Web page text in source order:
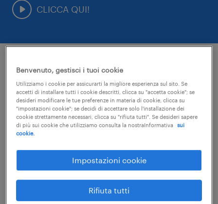
CLICCA QUI!
esprimi il tuo talento, vivi la tua
passione: il tuo percorso con
Welding Art In Medical Industry.
formazione professionalizzante.
i principali argomenti trattati saranno:
principi fondamentali della saldatura;
metodi e tecniche di saldatura;
inserimento contrattuale.
inserimento presso la sede di Cusano di Zoppola
(PN), tramite iniziale contratto di somministrazione
Benvenuto, gestisci i tuoi cookie
Utilizziamo i cookie per assicurarti la migliore esperienza sul sito. Se
accetti di installare tutti i cookie descritti, clicca su "accetta cookie"; se
desideri modificare le tue preferenze in materia di cookie, clicca su
"impostazioni cookie"; se decidi di accettare solo l'installazione dei
cookie strettamente necessari, clicca su "rifiuta tutti". Se desideri sapere
di più sui cookie che utilizziamo consulta la nostraInformativa
sui
cookie.
Impostazioni cookie
Rifiuta tutti